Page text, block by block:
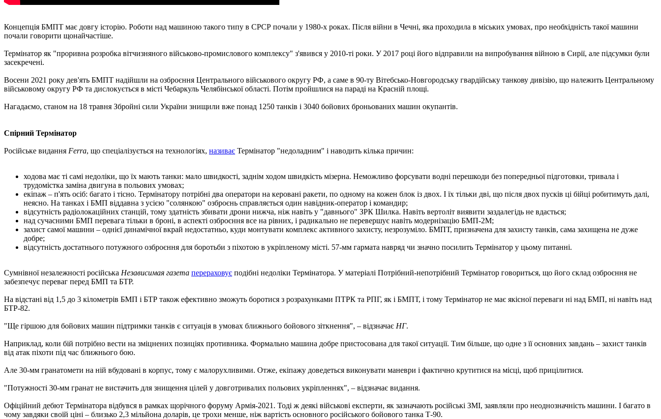
Концепція БМПТ має довгу історію. Роботи над машиною такого типу в СРСР почали у 1980-х роках. Після війни в Чечні, яка проходила в міських умовах, про необхідність такої машини
почали говорити щонайчастіше.
Термінатор як "проривна розробка вітчизняного військово-промислового комплексу" з'явився у 2010-ті роки. У 2017 році його відправили на випробування війною в Сирії, але підсумки були
засекречені.
Восени 2021 року дев'ять БМПТ надійшли на озброєння Центрального військового округу РФ, а саме в 90-ту Вітебсько-Новгородську гвардійську танкову дивізію, що належить Центральному
військовому округу РФ та дислокується в місті Чебаркуль Челябінської області. Потім пройшлися на параді на Красній площі.
Нагадаємо, станом на 18 травня Збройні сили України знищили вже понад 1250 танків і 3040 бойових броньованих машин окупантів.
Спірний Термінатор
Російське видання Ferra, що спеціалізується на технологіях, називає Термінатор "недоладним" і наводить кілька причин:
ходова має ті самі недоліки, що їх мають танки: мало швидкості, заднім ходом швидкість мізерна. Неможливо форсувати водні перешкоди без попередньої підготовки, тривала і
трудомістка заміна двигуна в польових умовах;
екіпаж – п'ять осіб: багато і тісно. Термінатору потрібні два оператори на керовані ракети, по одному на кожен блок із двох. І їх тільки дві, що після двох пусків ці бійці робитимуть далі,
неясно. На танках і БМП віддавна з усією "солянкою" озброєнь справляється один навідник-оператор і командир;
відсутність радіолокаційних станцій, тому здатність збивати дрони нижча, ніж навіть у "давнього" ЗРК Шилка. Навіть вертоліт виявити заздалегідь не вдасться;
над сучасними БМП перевага тільки в броні, в аспекті озброєння все на рівних, і радикально не перевершує навіть модернізацію БМП-2М;
захист самої машини – однієї динамічної вкрай недостатньо, куди монтувати комплекс активного захисту, незрозуміло. БМПТ, призначена для захисту танків, сама захищена не дуже
добре;
відсутність достатнього потужного озброєння для боротьби з піхотою в укріпленому місті. 57-мм гармата навряд чи значно посилить Термінатор у цьому питанні.
Сумнівної незалежності російська Независимая газета перераховує подібні недоліки Термінатора. У матеріалі Потрібний-непотрібний Термінатор говориться, що його склад озброєння не
забезпечує переваг перед БМП та БТР.
На відстані від 1,5 до 3 кілометрів БМП і БТР також ефективно зможуть боротися з розрахунками ПТРК та РПГ, як і БМПТ, і тому Термінатор не має якісної переваги ні над БМП, ні навіть над
БТР-82.
"Ще гіршою для бойових машин підтримки танків є ситуація в умовах ближнього бойового зіткнення", – відзначає НГ.
Наприклад, коли бій потрібно вести на зміцнених позиціях противника. Формально машина добре пристосована для такої ситуації. Тим більше, що одне з її основних завдань – захист танків
від атак піхоти під час ближнього бою.
Але 30-мм гранатомети на ній вбудовані в корпус, тому є малорухливими. Отже, екіпажу доведеться виконувати маневри і фактично крутитися на місці, щоб прицілитися.
"Потужності 30-мм гранат не вистачить для знищення цілей у довготривалих польових укріпленнях", – відзначає видання.
Офіційний дебют Термінатора відбувся в рамках щорічного форуму Армія-2021. Тоді ж деякі військові експерти, як зазначають російські ЗМІ, заявляли про неоднозначність машини. І багато в
чому завдяки своїй ціні – близько 2,3 мільйона доларів, це трохи менше, ніж вартість основного російського бойового танка Т-90.